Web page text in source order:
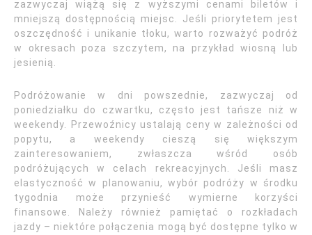
zazwyczaj wiążą się z wyższymi cenami biletów i
mniejszą dostępnością miejsc. Jeśli priorytetem jest
oszczędność i unikanie tłoku, warto rozważyć podróż
w okresach poza szczytem, na przykład wiosną lub
jesienią.
Podróżowanie w dni powszednie, zazwyczaj od
poniedziałku do czwartku, często jest tańsze niż w
weekendy. Przewoźnicy ustalają ceny w zależności od
popytu, a weekendy cieszą się większym
zainteresowaniem, zwłaszcza wśród osób
podróżujących w celach rekreacyjnych. Jeśli masz
elastyczność w planowaniu, wybór podróży w środku
tygodnia może przynieść wymierne korzyści
finansowe. Należy również pamiętać o rozkładach
jazdy – niektóre połączenia mogą być dostępne tylko w